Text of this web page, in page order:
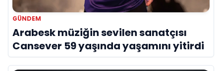
GÜNDEM
Arabesk müziğin sevilen sanatçısı
Cansever 59 yaşında yaşamını yitirdi